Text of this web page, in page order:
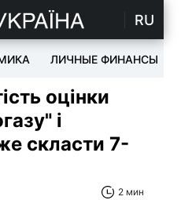
RU
ЛИЧНЫЕ ФИНАНСЫ
оцінки
і
скласти 7-
2 мин